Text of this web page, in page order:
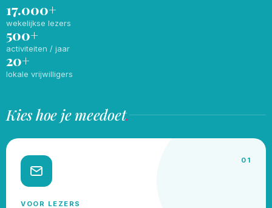
17.000+
wekelijkse lezers
500+
activiteiten / jaar
20+
lokale vrijwilligers
Kies hoe je meedoet.
01
VOOR LEZERS